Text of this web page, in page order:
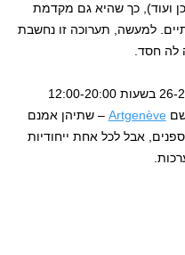
ועוד), כך שהיא גם מקדמת
למעשה, תערוכה זו נחשבת
לה חסד.
תערוכה זה נערכת בתאריכים 26-28.4.2019 בשעות 12:00-20:00
Artgenève – שתיהן אמנם
אבל לכל אחת ייחודיות